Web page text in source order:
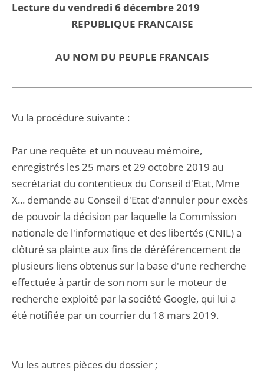
Lecture du vendredi 6 décembre 2019
REPUBLIQUE FRANCAISE
AU NOM DU PEUPLE FRANCAIS
Vu la procédure suivante :
Par une requête et un nouveau mémoire,
enregistrés les 25 mars et 29 octobre 2019 au
secrétariat du contentieux du Conseil d'Etat, Mme
X... demande au Conseil d'Etat d'annuler pour excès
de pouvoir la décision par laquelle la Commission
nationale de l'informatique et des libertés (CNIL) a
clôturé sa plainte aux fins de déréférencement de
plusieurs liens obtenus sur la base d'une recherche
effectuée à partir de son nom sur le moteur de
recherche exploité par la société Google, qui lui a
été notifiée par un courrier du 18 mars 2019.
Vu les autres pièces du dossier ;